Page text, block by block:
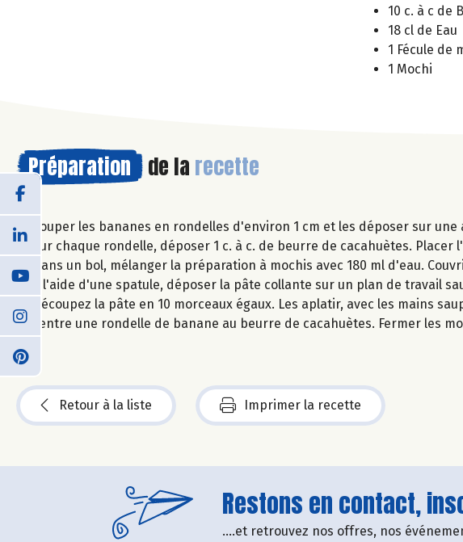
10 c. à c de
18 cl de Eau
1 Fécule de
1 Mochi
Préparation de la recette
Couper les bananes en rondelles d'environ 1 cm et les déposer sur une
Sur chaque rondelle, déposer 1 c. à c. de beurre de cacahuètes. Placer
Dans un bol, mélanger la préparation à mochis avec 180 ml d'eau.
À l'aide d'une spatule, déposer la pâte collante sur un plan de travail
Découpez la pâte en 10 morceaux égaux. Les aplatir, avec les mains
centre une rondelle de banane au beurre de cacahuètes. Fermer les
Retour à la liste Imprimer la recette
Restons en contact,
....et retrouvez nos offres, nos